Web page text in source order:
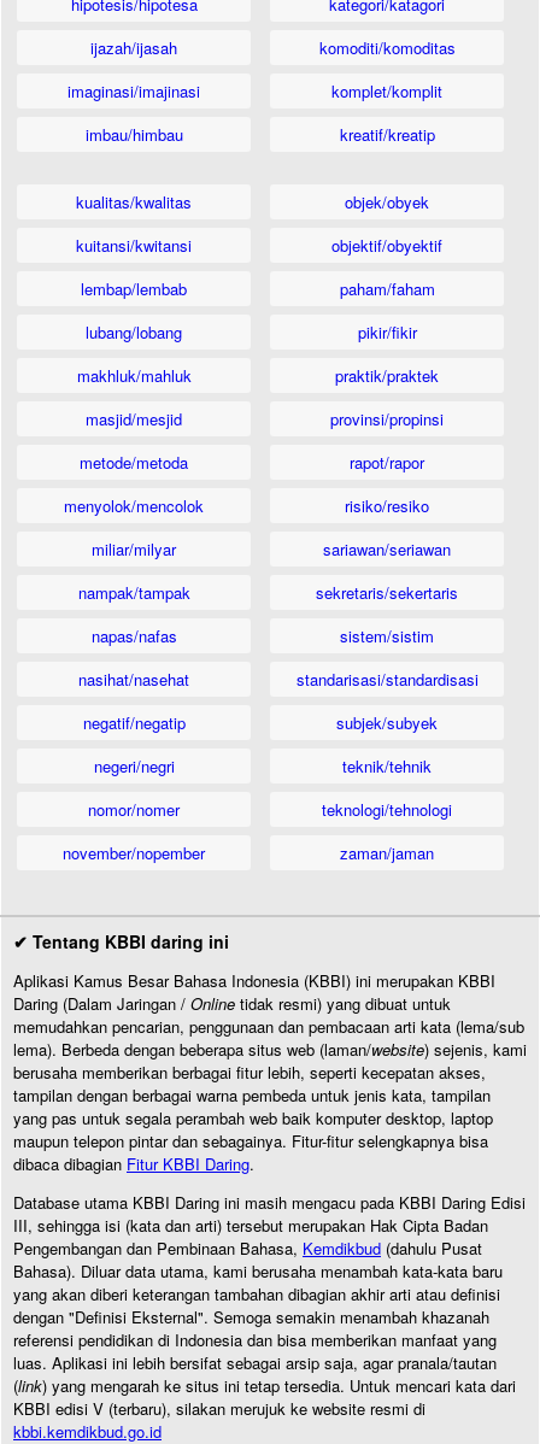
ijazah/ijasah
imaginasi/imajinasi
imbau/himbau
komoditi/komoditas
komplet/komplit
kreatif/kreatip
kualitas/kwalitas
kuitansi/kwitansi
lembap/lembab
lubang/lobang
makhluk/mahluk
masjid/mesjid
metode/metoda
menyolok/mencolok
miliar/milyar
nampak/tampak
napas/nafas
nasihat/nasehat
negatif/negatip
negeri/negri
nomor/nomer
november/nopember
objek/obyek
objektif/obyektif
paham/faham
pikir/fikir
praktik/praktek
provinsi/propinsi
rapot/rapor
risiko/resiko
sariawan/seriawan
sekretaris/sekertaris
sistem/sistim
standarisasi/standardisasi
subjek/subyek
teknik/tehnik
teknologi/tehnologi
zaman/jaman
✔ Tentang KBBI daring ini
Aplikasi Kamus Besar Bahasa Indonesia (KBBI) ini merupakan KBBI
Daring (Dalam Jaringan / Online tidak resmi) yang dibuat untuk
memudahkan pencarian, penggunaan dan pembacaan arti kata (lema/sub
lema). Berbeda dengan beberapa situs web (laman/website) sejenis, kami
berusaha memberikan berbagai fitur lebih, seperti kecepatan akses,
tampilan dengan berbagai warna pembeda untuk jenis kata, tampilan
yang pas untuk segala perambah web baik komputer desktop, laptop
maupun telepon pintar dan sebagainya. Fitur-fitur selengkapnya bisa
dibaca dibagian Fitur KBBI Daring.
Database utama KBBI Daring ini masih mengacu pada KBBI Daring Edisi
III, sehingga isi (kata dan arti) tersebut merupakan Hak Cipta Badan
Pengembangan dan Pembinaan Bahasa, Kemdikbud (dahulu Pusat
Bahasa). Diluar data utama, kami berusaha menambah kata-kata baru
yang akan diberi keterangan tambahan dibagian akhir arti atau definisi
dengan "Definisi Eksternal". Semoga semakin menambah khazanah
referensi pendidikan di Indonesia dan bisa memberikan manfaat yang
luas. Aplikasi ini lebih bersifat sebagai arsip saja, agar pranala/tautan
(link) yang mengarah ke situs ini tetap tersedia. Untuk mencari kata dari
KBBI edisi V (terbaru), silakan merujuk ke website resmi di
kbbi.kemdikbud.go.id